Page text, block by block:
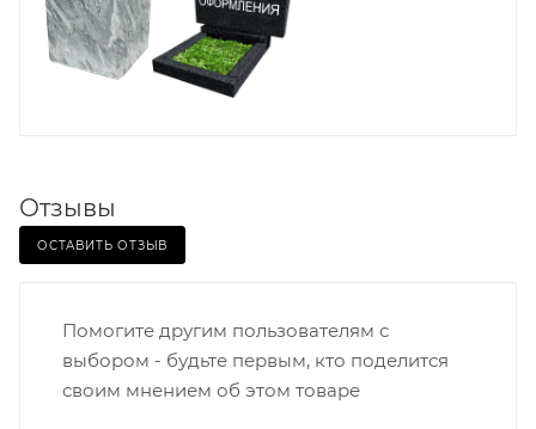
Отзывы
ОСТАВИТЬ ОТЗЫВ
Помогите другим пользователям с
выбором - будьте первым, кто поделится
своим мнением об этом товаре